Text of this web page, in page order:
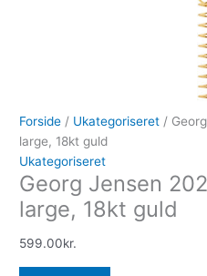
Forside / Ukategoriseret /
large, 18kt guld
Ukategoriseret
Georg Jensen
large, 18kt guld
599.00kr.